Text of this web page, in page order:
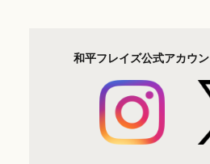
和平フレイズ公式アカウ